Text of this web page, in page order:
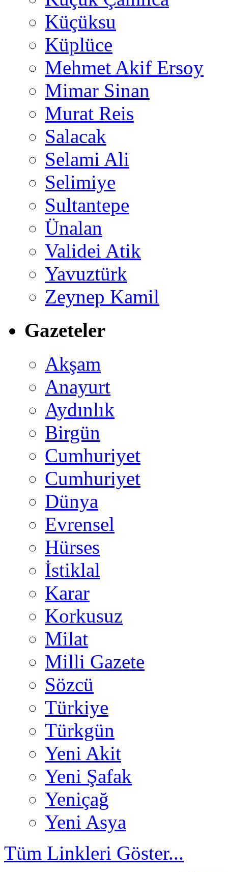
Küçüksu
Küplüce
Mehmet Akif Ersoy
Mimar Sinan
Murat Reis
Salacak
Selami Ali
Selimiye
Sultantepe
Ünalan
Validei Atik
Yavuztürk
Zeynep Kamil
Gazeteler
Akşam
Anayurt
Aydınlık
Birgün
Cumhuriyet
Cumhuriyet
Dünya
Evrensel
Hürses
İstiklal
Karar
Korkusuz
Milat
Milli Gazete
Sözcü
Türkiye
Türkgün
Yeni Akit
Yeni Şafak
Yeniçağ
Yeni Asya
Tüm Linkleri Göster...